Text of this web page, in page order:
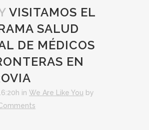
VISITAMOS EL
SALUD
DE MÉDICOS
EN
in We Are Like You by